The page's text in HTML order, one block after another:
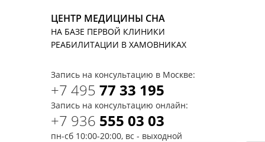
ЦЕНТР МЕДИЦИНЫ СНА
НА БАЗЕ ПЕРВОЙ КЛИНИКИ
РЕАБИЛИТАЦИИ В ХАМОВНИКАХ
Запись на консультацию в Москве:
+7 495 77 33 195
Запись на консультацию онлайн:
+7 936 555 03 03
пн-сб 10:00-20:00, вс - выходной